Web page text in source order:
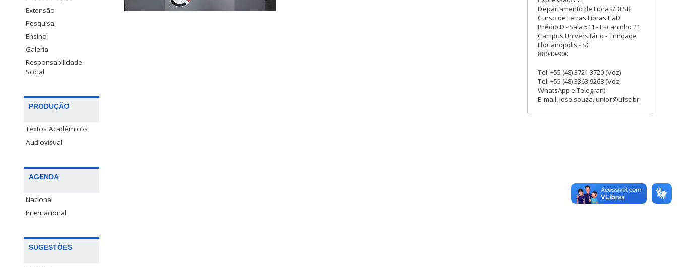
Extensão
Pesquisa
Ensino
Galeria
Responsabilidade
Social
PRODUÇÃO
Textos Acadêmicos
Audiovisual
AGENDA
Nacional
Internacional
SUGESTÕES
Departamento de Libras/DLSB
Curso de Letras Libras EaD
Prédio D - Sala 511 - Escaninho 21
Campus Universitário - Trindade
Florianópolis - SC
88040-900
Tel: +55 (48) 3721 3720 (Voz)
Tel: +55 (48) 3363 9268 (Voz,
WhatsApp e Telegran)
E-mail: jose.souza.junior@ufsc.br